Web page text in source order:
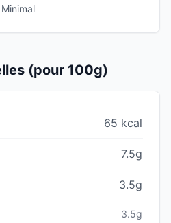
Minimal
(pour 100g)
65 kcal
7.5g
3.5g
3.5g